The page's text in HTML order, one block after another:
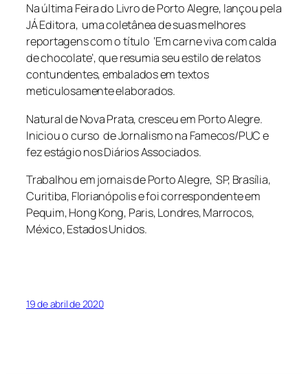
Na última Feira do Livro de Porto Alegre, lançou pela
JÁ Editora, uma coletânea de suas melhores
reportagens com o título ‘Em carne viva com calda
de chocolate’, que resumia seu estilo de relatos
contundentes, embalados em textos
meticulosamente elaborados.
Natural de Nova Prata, cresceu em Porto Alegre.
Iniciou o curso de Jornalismo na Famecos/PUC e
fez estágio nos Diários Associados.
Trabalhou em jornais de Porto Alegre, SP, Brasília,
Curitiba, Florianópolis e foi correspondente em
Pequim, Hong Kong, Paris, Londres, Marrocos,
México, Estados Unidos.
19 de abril de 2020